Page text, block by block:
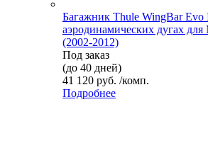
Багажник Thule WingBar Evo
аэродинамических дугах для
(2002-2012)
Под заказ
(до 40 дней)
41 120 руб. /комп.
Подробнее